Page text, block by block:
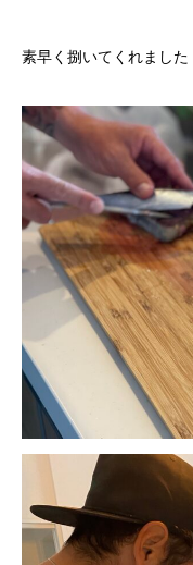
素早く捌いてくれました